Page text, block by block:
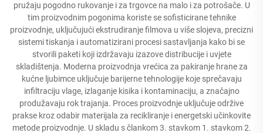
pružaju pogodno rukovanje i za trgovce na malo i za potrošače. U
tim proizvodnim pogonima koriste se sofisticirane tehnike
proizvodnje, uključujući ekstrudiranje filmova u više slojeva, precizni
sistemi tiskanja i automatizirani procesi sastavljanja kako bi se
stvorili paketi koji izdržavaju izazove distribucije i uvjete
skladištenja. Moderna proizvodnja vrećica za pakiranje hrane za
kućne ljubimce uključuje barijerne tehnologije koje sprečavaju
infiltraciju vlage, izlaganje kisika i kontaminaciju, a značajno
produžavaju rok trajanja. Proces proizvodnje uključuje održive
prakse kroz odabir materijala za recikliranje i energetski učinkovite
metode proizvodnje. U skladu s člankom 3. stavkom 1. stavkom 2.